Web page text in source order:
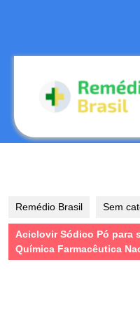
Remédio Brasil Sem
Aciclovir Sódico Pó para
Química Farmacêutica